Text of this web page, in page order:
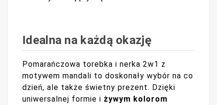
Idealna na każdą okazję
Pomarańczowa torebka i nerka 2w1 z
motywem mandali to doskonały wybór na co
dzień, ale także świetny prezent. Dzięki
uniwersalnej formie i żywym kolorom